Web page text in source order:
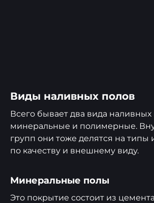
Виды наливных полов
Всего бывает два вида наливных
минеральные и полимерные.
групп они тоже делятся на типы
по качеству и внешнему виду.
Минеральные полы
Это покрытие состоит из